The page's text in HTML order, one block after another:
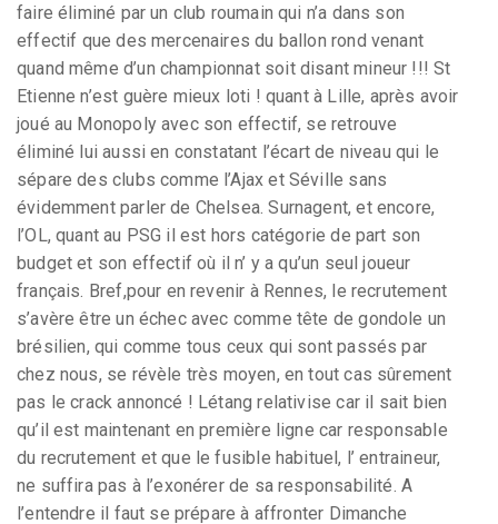
faire éliminé par un club roumain qui n’a dans son
effectif que des mercenaires du ballon rond venant
quand même d’un championnat soit disant mineur !!! St
Etienne n’est guère mieux loti ! quant à Lille, après avoir
joué au Monopoly avec son effectif, se retrouve
éliminé lui aussi en constatant l’écart de niveau qui le
sépare des clubs comme l’Ajax et Séville sans
évidemment parler de Chelsea. Surnagent, et encore,
l’OL, quant au PSG il est hors catégorie de part son
budget et son effectif où il n’ y a qu’un seul joueur
français. Bref,pour en revenir à Rennes, le recrutement
s’avère être un échec avec comme tête de gondole un
brésilien, qui comme tous ceux qui sont passés par
chez nous, se révèle très moyen, en tout cas sûrement
pas le crack annoncé ! Létang relativise car il sait bien
qu’il est maintenant en première ligne car responsable
du recrutement et que le fusible habituel, l’ entraineur,
ne suffira pas à l’exonérer de sa responsabilité. A
l’entendre il faut se prépare à affronter Dimanche